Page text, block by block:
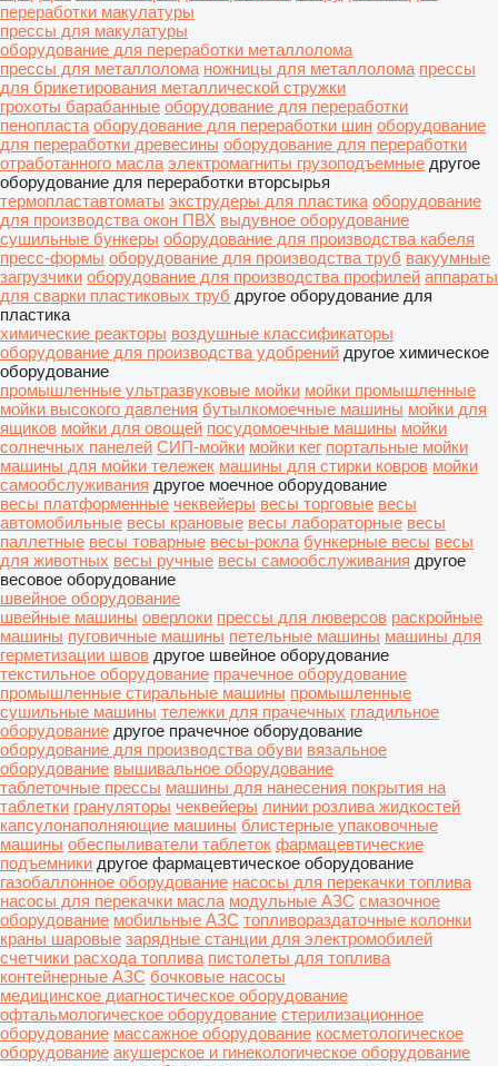
переработки макулатуры
прессы для макулатуры
оборудование для переработки металлолома
прессы для металлолома ножницы для металлолома прессы
для брикетирования металлической стружки
грохоты барабанные оборудование для переработки
пенопласта оборудование для переработки шин оборудование
для переработки древесины оборудование для переработки
отработанного масла электромагниты грузоподъемные другое
оборудование для переработки вторсырья
термопластавтоматы экструдеры для пластика оборудование
для производства окон ПВХ выдувное оборудование
сушильные бункеры оборудование для производства кабеля
пресс-формы оборудование для производства труб вакуумные
загрузчики оборудование для производства профилей аппараты
для сварки пластиковых труб другое оборудование для
пластика
химические реакторы воздушные классификаторы
оборудование для производства удобрений другое химическое
оборудование
промышленные ультразвуковые мойки мойки промышленные
мойки высокого давления бутылкомоечные машины мойки для
ящиков мойки для овощей посудомоечные машины мойки
солнечных панелей СИП-мойки мойки кег портальные мойки
машины для мойки тележек машины для стирки ковров мойки
самообслуживания другое моечное оборудование
весы платформенные чеквейеры весы торговые весы
автомобильные весы крановые весы лабораторные весы
паллетные весы товарные весы-рокла бункерные весы весы
для животных весы ручные весы самообслуживания другое
весовое оборудование
швейное оборудование
швейные машины оверлоки прессы для люверсов раскройные
машины пуговичные машины петельные машины машины для
герметизации швов другое швейное оборудование
текстильное оборудование прачечное оборудование
промышленные стиральные машины промышленные
сушильные машины тележки для прачечных гладильное
оборудование другое прачечное оборудование
оборудование для производства обуви вязальное
оборудование вышивальное оборудование
таблеточные прессы машины для нанесения покрытия на
таблетки грануляторы чеквейеры линии розлива жидкостей
капсулонаполняющие машины блистерные упаковочные
машины обеспыливатели таблеток фармацевтические
подъемники другое фармацевтическое оборудование
газобаллонное оборудование насосы для перекачки топлива
насосы для перекачки масла модульные АЗС смазочное
оборудование мобильные АЗС топливораздаточные колонки
краны шаровые зарядные станции для электромобилей
счетчики расхода топлива пистолеты для топлива
контейнерные АЗС бочковые насосы
медицинское диагностическое оборудование
офтальмологическое оборудование стерилизационное
оборудование массажное оборудование косметологическое
оборудование акушерское и гинекологическое оборудование